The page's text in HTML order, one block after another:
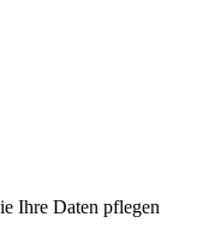
Ihre Daten pflegen